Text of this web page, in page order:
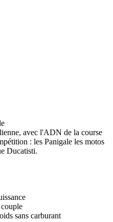
avec l'ADN de la course
: les Panigale les motos
Ducatisti.
couple
sans carburant